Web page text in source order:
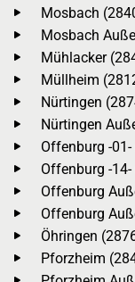
Mosbach
Mosbach
Mühlacker
Müllheim
Nürtingen
Nürtingen
Offenburg -
Offenburg -
Offenburg
Offenburg
Öhringen
Pforzheim